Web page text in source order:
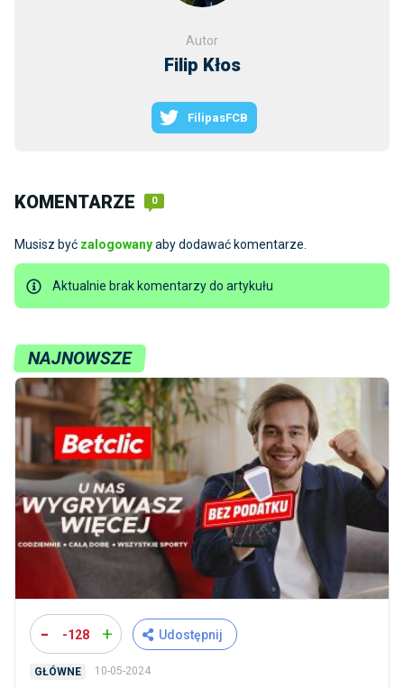
Autor
Filip Kłos
FilipasFCB
KOMENTARZE 0
Musisz być zalogowanyaby dodawać komentarze.
Aktualnie brak komentarzy do artykułu
NAJNOWSZE
- -128 + Udostępnij
GŁÓWNE 10-05-2024